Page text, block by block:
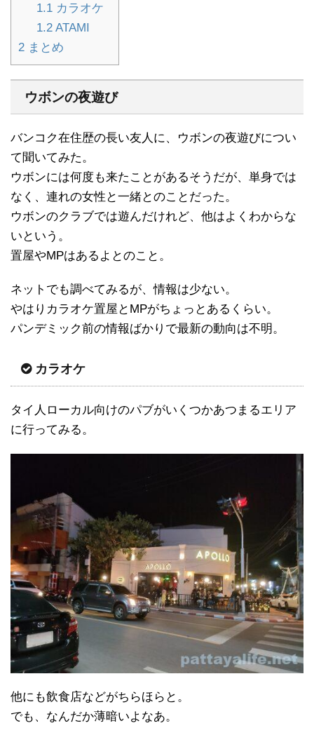
1.1カラオケ
1.2ATAMI
2 まとめ
ウボンの夜遊び
バンコク在住歴の長い友人に、ウボンの夜遊びについ
て聞いてみた。
ウボンには何度も来たことがあるそうだが、単身では
なく、連れの女性と一緒とのことだった。
ウボンのクラブでは遊んだけれど、他はよくわからな
いという。
置屋やMPはあるよとのこと。
ネットでも調べてみるが、情報は少ない。
やはりカラオケ置屋とMPがちょっとあるくらい。
パンデミック前の情報ばかりで最新の動向は不明。
カラオケ
タイ人ローカル向けのパブがいくつかあつまるエリア
に行ってみる。
他にも飲食店などがちらほらと。
でも、なんだか薄暗いよなあ。